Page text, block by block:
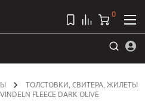
0
ТОЛСТОВКИ, СВИТЕРА, ЖИЛЕТЫ
FLEECE DARK OLIVE